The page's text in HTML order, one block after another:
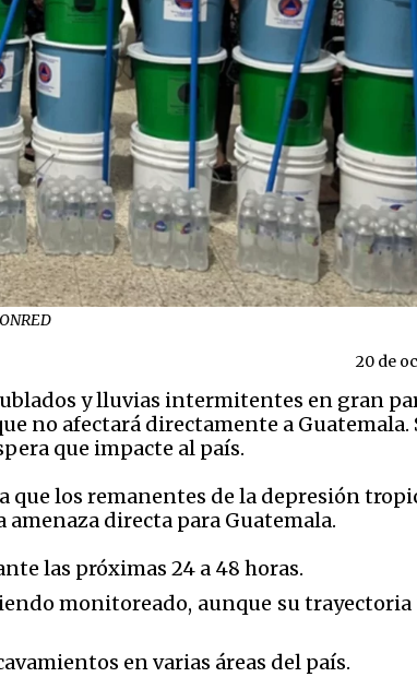
20 de
y lluvias intermitentes en gran
no afectará directamente a Guatemala.
que impacte al país.
que los remanentes de la depresión
directa para Guatemala.
las próximas 24 a 48 horas.
monitoreado, aunque su
en varias áreas del país.